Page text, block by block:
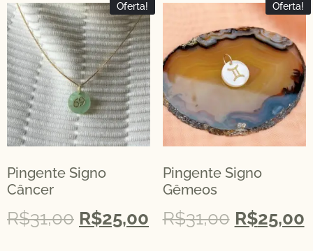
Oferta!
Pingente Signo
Câncer
R$31,00 R$25,00
Oferta!
Pingente Signo
Gêmeos
R$31,00 R$25,00